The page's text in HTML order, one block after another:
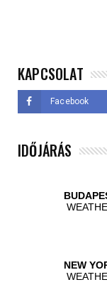
KAPCSOLAT
Facebook
IDŐJÁRÁS